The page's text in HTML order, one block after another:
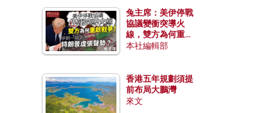
兔主席：美伊停戰
協議變衝突導火
線，雙方為何重啟
戰爭？伊朗一早洞
本社編輯部
香港五年規劃須提
前布局大鵬灣
來文